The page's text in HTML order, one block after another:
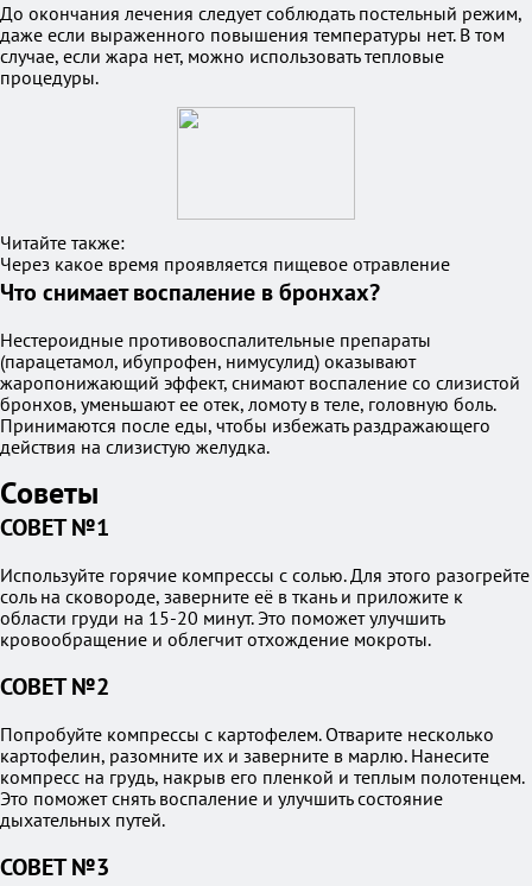
До окончания лечения следует соблюдать постельный режим,
даже если выраженного повышения температуры нет. В том
случае, если жара нет, можно использовать тепловые
процедуры.
Читайте также:
Через какое время проявляется пищевое отравление
Что снимает воспаление в бронхах?
Нестероидные противовоспалительные препараты
(парацетамол, ибупрофен, нимусулид) оказывают
жаропонижающий эффект, снимают воспаление со слизистой
бронхов, уменьшают ее отек, ломоту в теле, головную боль.
Принимаются после еды, чтобы избежать раздражающего
действия на слизистую желудка.
Советы
СОВЕТ №1
Используйте горячие компрессы с солью. Для этого разогрейте
соль на сковороде, заверните её в ткань и приложите к
области груди на 15-20 минут. Это поможет улучшить
кровообращение и облегчит отхождение мокроты.
СОВЕТ №2
Попробуйте компрессы с картофелем. Отварите несколько
картофелин, разомните их и заверните в марлю. Нанесите
компресс на грудь, накрыв его пленкой и теплым полотенцем.
Это поможет снять воспаление и улучшить состояние
дыхательных путей.
СОВЕТ №3